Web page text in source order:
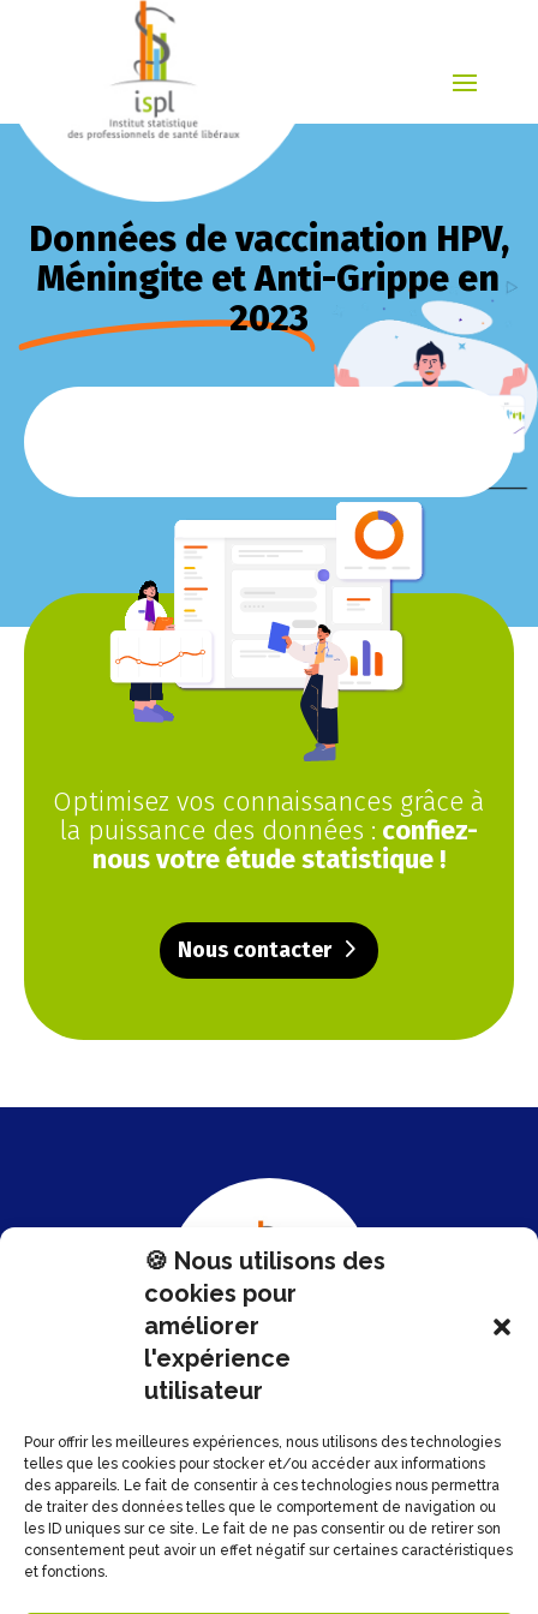
🍪 Nous utilisons des
cookies pour
améliorer
l'expérience
utilisateur
Pour offrir les meilleures expériences, nous utilisons des technologies
telles que les cookies pour stocker et/ou accéder aux informations
des appareils. Le fait de consentir à ces technologies nous permettra
de traiter des données telles que le comportement de navigation ou
les ID uniques sur ce site. Le fait de ne pas consentir ou de retirer son
consentement peut avoir un effet négatif sur certaines caractéristiques
et fonctions.
Données de vaccination HPV,
Méningite et Anti-Grippe en
2023
Optimisez vos connaissances grâce à
la puissance des données : confiez-
nous votre étude statistique !
Nous contacter

37 Rue des Mathurins
75008 Paris
Nous contacter
Espace statistiques